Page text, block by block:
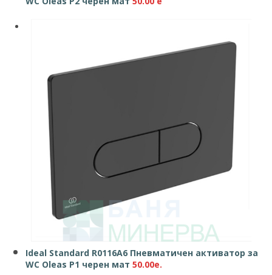
Ideal Standard R0116A6 Пневматичен активатор за
WC Oleas P1 черен мат 50.00e.